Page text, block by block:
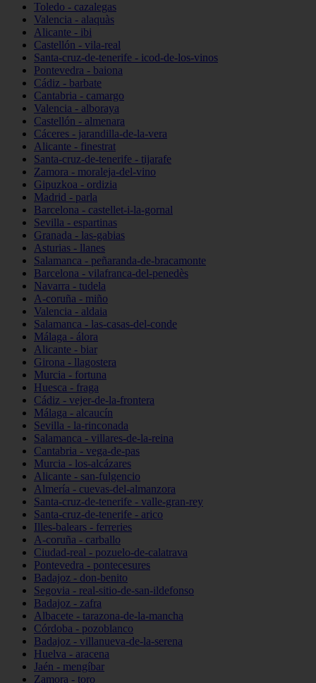
Toledo - cazalegas
Valencia - alaquàs
Alicante - ibi
Castellón - vila-real
Santa-cruz-de-tenerife - icod-de-los-vinos
Pontevedra - baiona
Cádiz - barbate
Cantabria - camargo
Valencia - alboraya
Castellón - almenara
Cáceres - jarandilla-de-la-vera
Alicante - finestrat
Santa-cruz-de-tenerife - tijarafe
Zamora - moraleja-del-vino
Gipuzkoa - ordizia
Madrid - parla
Barcelona - castellet-i-la-gornal
Sevilla - espartinas
Granada - las-gabias
Asturias - llanes
Salamanca - peñaranda-de-bracamonte
Barcelona - vilafranca-del-penedès
Navarra - tudela
A-coruña - miño
Valencia - aldaia
Salamanca - las-casas-del-conde
Málaga - álora
Alicante - biar
Girona - llagostera
Murcia - fortuna
Huesca - fraga
Cádiz - vejer-de-la-frontera
Málaga - alcaucín
Sevilla - la-rinconada
Salamanca - villares-de-la-reina
Cantabria - vega-de-pas
Murcia - los-alcázares
Alicante - san-fulgencio
Almería - cuevas-del-almanzora
Santa-cruz-de-tenerife - valle-gran-rey
Santa-cruz-de-tenerife - arico
Illes-balears - ferreries
A-coruña - carballo
Ciudad-real - pozuelo-de-calatrava
Pontevedra - pontecesures
Badajoz - don-benito
Segovia - real-sitio-de-san-ildefonso
Badajoz - zafra
Albacete - tarazona-de-la-mancha
Córdoba - pozoblanco
Badajoz - villanueva-de-la-serena
Huelva - aracena
Jaén - mengíbar
Zamora - toro